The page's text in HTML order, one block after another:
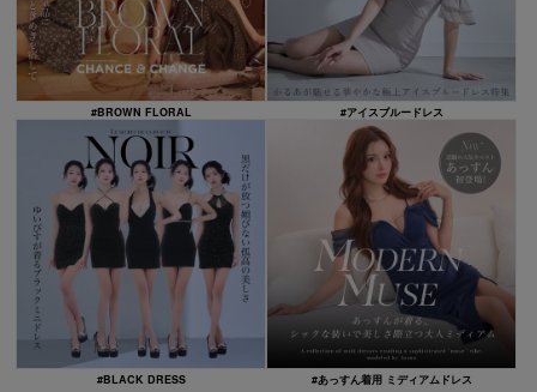
#BROWN FLORAL #アイスブルードレス
#BLACK DRESS #あっすん着用 ミディアムドレス